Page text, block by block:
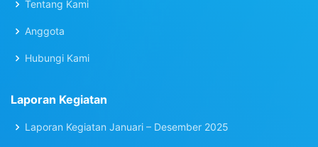
Tentang Kami
Anggota
Hubungi Kami
Laporan Kegiatan
Laporan Kegiatan Januari – Desember 2025